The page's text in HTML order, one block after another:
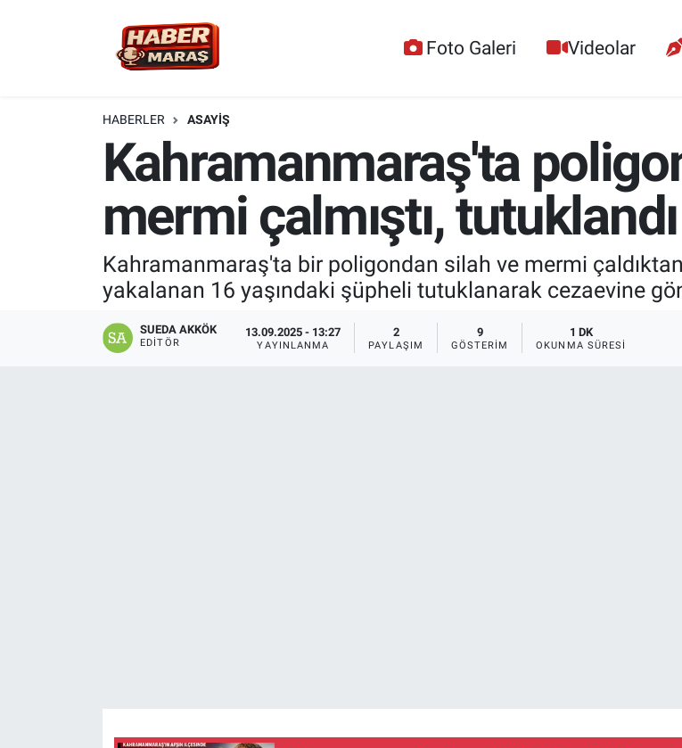
Foto Galeri Videolar
HABERLER ASAYİŞ
Kahramanmaraş'ta
mermi çalmıştı, tutuklandı
Kahramanmaraş'ta bir poligondan silah ve mermi
yakalanan 16 yaşındaki şüpheli tutuklanarak cezaevine
SUEDA AKKÖK
EDITÖR
13.09.2025 - 13:27
YAYINLANMA
2
PAYLAŞIM
9
GÖSTERIM
1 DK
OKUNMA SÜRESI
YEREL YÖNETİM
GÜNCEL
BİLİM VE TEKNOLOJİ
KADIN AİLE
EKONOMİ
Nöbetçi Eczaneler
Hava Durumu
Trafik Durumu
Süper Lig Puan Durumu ve Fikstür
Son Dakika Haberleri
Haber Arşivi